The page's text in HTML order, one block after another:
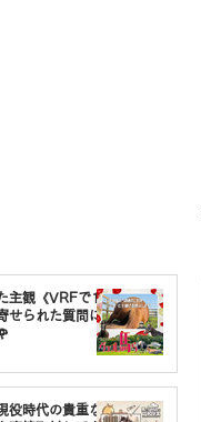
主観《VRFで1番
せられた質問に
役時代の貴重な